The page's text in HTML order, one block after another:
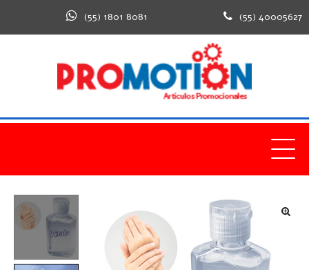
(55) 1801 8081 (55) 40005627